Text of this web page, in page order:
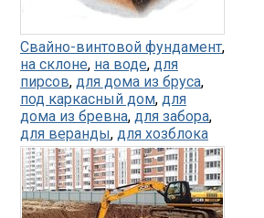
Свайно-винтовой фундамент,
на склоне, на воде, для
пирсов, для дома из бруса,
под каркасный дом, для
дома из бревна, для забора,
для веранды, для хозблока